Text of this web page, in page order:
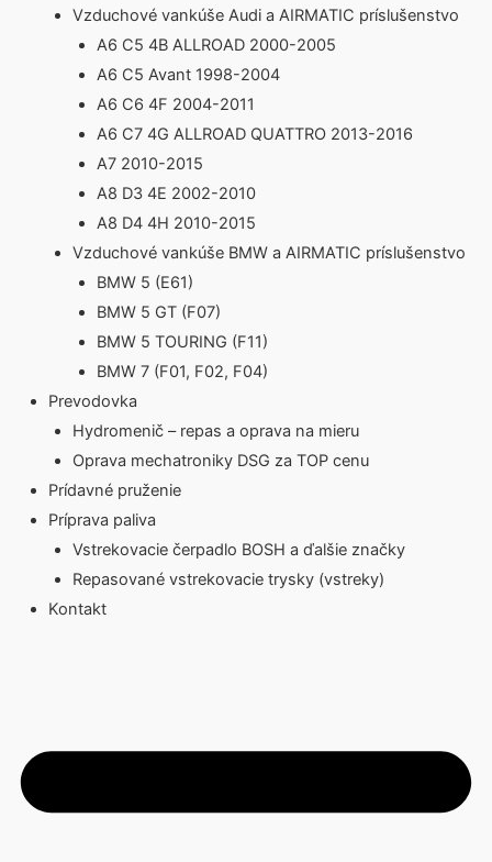
Vzduchové vankúše Audi a AIRMATIC príslušenstvo
A6 C5 4B ALLROAD 2000-2005
A6 C5 Avant 1998-2004
A6 C6 4F 2004-2011
A6 C7 4G ALLROAD QUATTRO 2013-2016
A7 2010-2015
A8 D3 4E 2002-2010
A8 D4 4H 2010-2015
Vzduchové vankúše BMW a AIRMATIC príslušenstvo
BMW 5 (E61)
BMW 5 GT (F07)
BMW 5 TOURING (F11)
BMW 7 (F01, F02, F04)
Prevodovka
Hydromenič – repas a oprava na mieru
Oprava mechatroniky DSG za TOP cenu
Prídavné pruženie
Príprava paliva
Vstrekovacie čerpadlo BOSH a ďalšie značky
Repasované vstrekovacie trysky (vstreky)
Kontakt